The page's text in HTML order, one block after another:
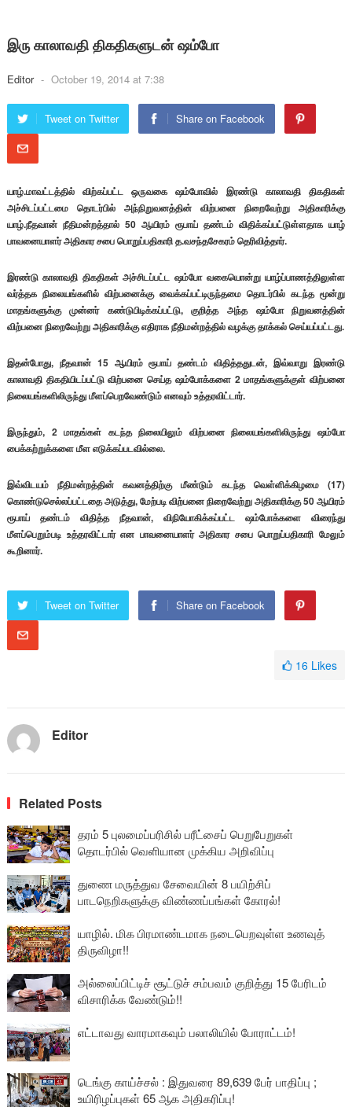
இரு காலாவதி திகதிகளுடன் ஷம்போ
Editor - October 19, 2014 at 7:38
Tweet on Twitter Share on Facebook
யாழ்.மாவட்டத்தில் விற்கப்பட்ட ஒருவகை ஷம்போவில் இரண்டு காலாவதி திகதிகள்
அச்சிடப்பட்டமை தொடர்பில் அந்நிறுவனத்தின் விற்பனை நிறைவேற்று அதிகாரிக்கு
யாழ்.நீதவான் நீதிமன்றத்தால் 50 ஆயிரம் ரூபாய் தண்டம் விதிக்கப்பட்டுள்ளதாகயாழ்
பாவனையாளர் அதிகார சபை பொறுப்பதிகாரி த.வசந்தசேகரம் தெரிவித்தார்.
இரண்டு காலாவதி திகதிகள் அச்சிடப்பட்ட ஷம்போ வகையொன்று யாழ்ப்பாணத்திலுள்ள
வர்த்தக நிலையங்களில் விற்பனைக்கு வைக்கப்பட்டிருந்தமை தொடர்பில் கடந்த மூன்று
மாதங்களுக்கு முன்னர் கண்டுபிடிக்கப்பட்டு, குறித்த அந்த ஷம்போ நிறுவனத்தின்
விற்பனை நிறைவேற்று அதிகாரிக்கு எதிராக நீதிமன்றத்தில் வழக்கு தாக்கல் செய்யப்பட்டது.
இதன்போது, நீதவான் 15 ஆயிரம் ரூபாய் தண்டம் விதித்ததுடன், இவ்வாறு இரண்டு
காலாவதி திகதியிடப்பட்டு விற்பனை செய்த ஷம்போக்களை 2 மாதங்களுக்குள் விற்பனை
நிலையங்களிலிருந்து மீளப்பெறவேண்டும் எனவும் உத்தரவிட்டார்.
இருந்தும், 2 மாதங்கள் கடந்த நிலையிலும் விற்பனை நிலையங்களிலிருந்து ஷம்போ
பைக்கற்றுக்களை மீள எடுக்கப்படவில்லை.
இவ்விடயம் நீதிமன்றத்தின் கவனத்திற்கு மீண்டும் கடந்த வெள்ளிக்கிழமை (17)
கொண்டுசெல்லப்பட்டதை அடுத்து, மேற்படி விற்பனை நிறைவேற்று அதிகாரிக்கு 50 ஆயிரம்
ரூபாய் தண்டம் விதித்த நீதவான், விநியோகிக்கப்பட்ட ஷம்போக்களை விரைந்து
மீளப்பெறும்படி உத்தரவிட்டார் என பாவனையாளர் அதிகார சபை பொறுப்பதிகாரி மேலும்
கூறினார்.
Tweet on Twitter Share on Facebook
16 Likes
Editor
Related Posts
தரம் 5 புலமைப்பரிசில் பரீட்சைப் பெறுபேறுகள்
தொடர்பில் வெளியான முக்கிய அறிவிப்பு
துணை மருத்துவ சேவையின் 8 பயிற்சிப்
பாடநெறிகளுக்கு விண்ணப்பங்கள் கோரல்!
யாழில். மிக பிரமாண்டமாக நடைபெறவுள்ள உணவுத்
திருவிழா!!
அல்லைப்பிட்டிச் சூட்டுச் சம்பவம் குறித்து 15 பேரிடம்
விசாரிக்க வேண்டும்!!
எட்டாவது வாரமாகவும் பலாலியில் போராட்டம்!
டெங்கு காய்ச்சல் : இதுவரை 89,639 பேர் பாதிப்பு ;
உயிரிழப்புகள் 65 ஆக அதிகரிப்பு!